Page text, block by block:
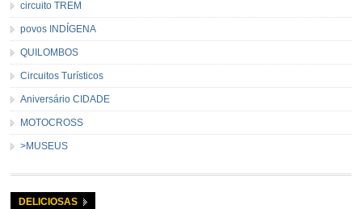
circuito TREM
povos INDÍGENA
QUILOMBOS
Circuitos Turísticos
Aniversário CIDADE
MOTOCROSS
>MUSEUS
DELICIOSAS